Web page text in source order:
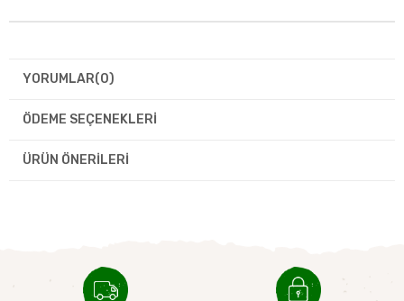
YORUMLAR(0)
ÖDEME SEÇENEKLERI
ÜRÜN ÖNERILERI